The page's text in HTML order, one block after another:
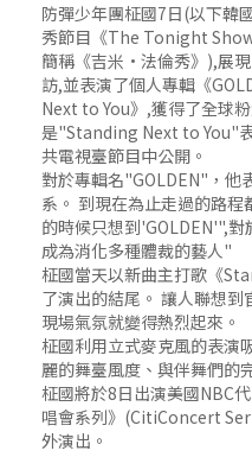
防彈少年團柾國7日(以下韓
秀節目《The Tonight
簡稱《吉米·法倫秀》),展
訪,並表演了個人專輯《
Next to You》,獲得了全球
是"Standing Next to You"
共電視臺節目中公開。
對於專輯名"GOLDEN"，
系。 到現在為止走過的路
的時候只想到'GOLDEN'",
成為消化多種體裁的藝人"
柾國當天以新曲主打歌《
了演出的結尾。 讓人聯想到
現場氣氛就變得熱烈起來。
柾國利用立式麥克風的表演
麗的舞臺風度、與伴舞們的
柾國將於8日出演美國NBC
唱會系列》(CitiConcert
外演出。